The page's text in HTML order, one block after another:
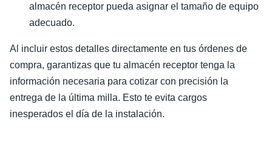
almacén receptor pueda asignar el tamaño de equipo
adecuado.
Al incluir estos detalles directamente en tus órdenes de
compra, garantizas que tu almacén receptor tenga la
información necesaria para cotizar con precisión la
entrega de la última milla. Esto te evita cargos
inesperados el día de la instalación.